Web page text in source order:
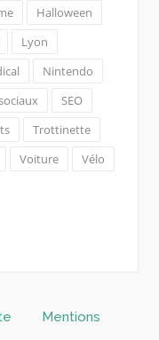
Halloween
Lyon
Nintendo
SEO
Trottinette
Voiture
Vélo
Mentions